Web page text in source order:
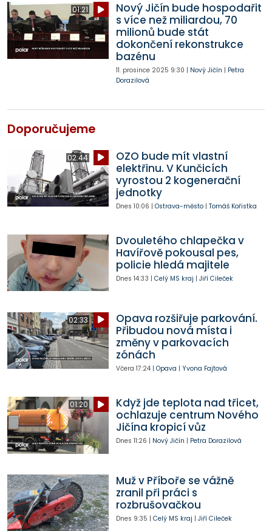
01:21
Nový Jičín bude hospodařit
s více než miliardou, 70
milionů bude stát
dokončení rekonstrukce
bazénu
11. prosince 2025 9:30 | Nový Jičín | Petra
Dorazilová
Doporučujeme
02:44
OZO bude mít vlastní
elektřinu. V Kunčicích
vyrostou 2 kogenerační
jednotky
Dnes 10:06 | Ostrava-město| Tomáš Kořistka
Dvouletého chlapečka v
Havířově pokousal pes,
policie hledá majitele
Dnes 14:33 | Celý MS kraj | Jiří Cileček
02:33
Opava rozšiřuje parkování.
Přibudou nová místa i
změny v parkovacích
zónách
Včera 17:24| Opava | Yvona Fajtová
01:20
Když jde teplota nad třicet,
ochlazuje centrum Nového
Jičína kropicí vůz
Dnes 11:26 | Nový Jičín | Petra Dorazilová
Muž v Příboře se vážně
zranil při práci s
rozbrušovačkou
Dnes 9:35 | Celý MS kraj | Jiří Cileček